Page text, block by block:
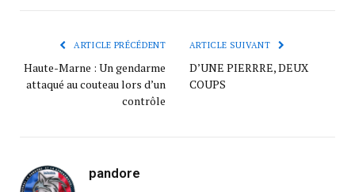
ARTICLE PRÉCÉDENT
Haute-Marne : Un gendarme
attaqué au couteau lors d’un
contrôle
ARTICLE SUIVANT
D’UNE PIERRRE, DEUX
COUPS
pandore